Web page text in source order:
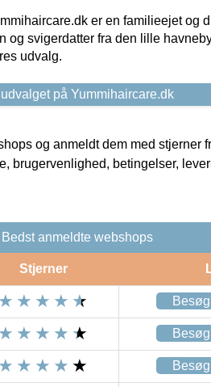
er en familieejet og
og svigerdatter fra den lille
udvalg.
på Yummihaircare.dk
og anmeldt dem med stjerner
brugervenlighed, betingelser,
Bedst anmeldte webshops
Stjerner